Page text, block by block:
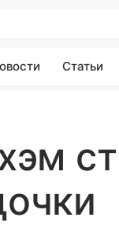
Статьи